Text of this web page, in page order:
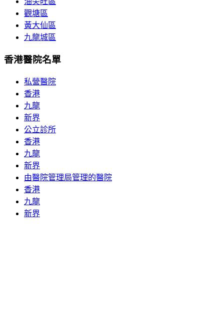
觀塘區
黃大仙區
九龍城區
香港醫院名單
私營醫院
香港
九龍
新界
公立診所
香港
九龍
新界
由醫院管理局管理的醫院
香港
九龍
新界